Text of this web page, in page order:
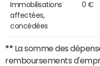
Immobilisations
affectées,
concédées
0 €
** La somme des
remboursements